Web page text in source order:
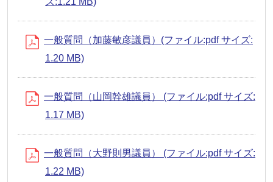
一般質問（加藤敏彦議員）(ファイル:pdf サイズ:
1.20 MB)
一般質問（山岡幹雄議員） (ファイル:pdf サイズ:
1.17 MB)
一般質問（大野則男議員） (ファイル:pdf サイズ:
1.22 MB)